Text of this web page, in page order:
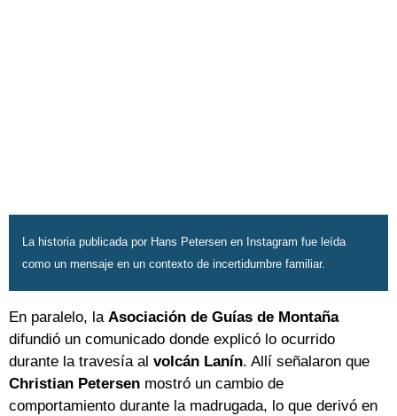
La historia publicada por Hans Petersen en Instagram fue leída
como un mensaje en un contexto de incertidumbre familiar.
En paralelo, la Asociación de Guías de Montaña
difundió un comunicado donde explicó lo ocurrido
durante la travesía al volcán Lanín. Allí señalaron que
Christian Petersen mostró un cambio de
comportamiento durante la madrugada, lo que derivó en